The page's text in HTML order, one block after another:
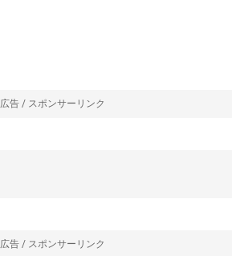
広告 / スポンサーリンク
広告 / スポンサーリンク